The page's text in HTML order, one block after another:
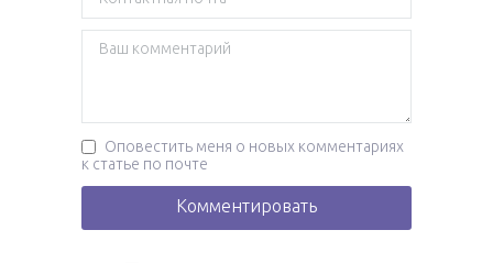
Оповестить меня о новых комментариях
к статье по почте